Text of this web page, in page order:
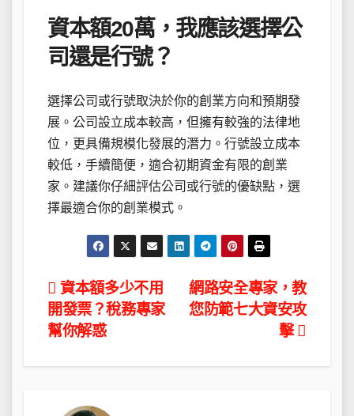
資本額20萬，我應該選擇公
司還是行號？
選擇公司或行號取決於你的創業方向和預期發
展。公司設立成本較高，但擁有較強的法律地
位，更具備規模化發展的潛力。行號設立成本
較低，手續簡便，適合初期資金有限的創業
家。建議你仔細評估公司或行號的優缺點，選
擇最適合你的創業模式。
文
章
網路安全專家，教
您防範七大資安攻
擊
資本額多少不用
開發票？稅務專家
幫你解惑